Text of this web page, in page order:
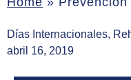
Días Internacionales,
abril 16, 2019